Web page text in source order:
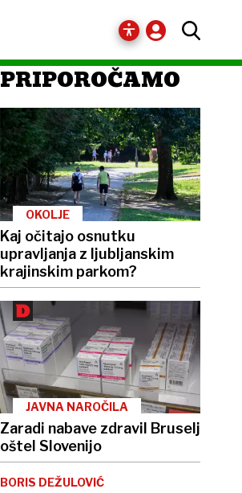
PRIPOROČAMO
OKOLJE
Kaj očitajo osnutku
upravljanja z ljubljanskim
krajinskim parkom?
JAVNA NAROČILA
Zaradi nabave zdravil Bruselj
oštel Slovenijo
BORIS DEŽULOVIĆ